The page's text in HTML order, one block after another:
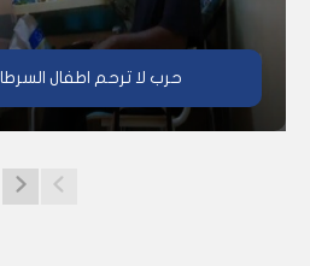
حرب لا ترحم اطفال